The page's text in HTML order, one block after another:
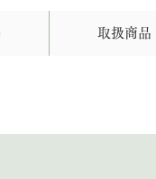
取扱商品